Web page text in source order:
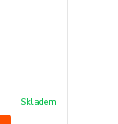
Skladem